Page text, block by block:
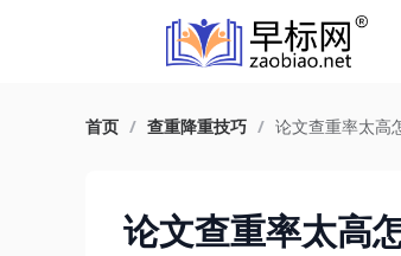
首页 / 查重降重技巧 / 论文查重率太高
论文查重率太高